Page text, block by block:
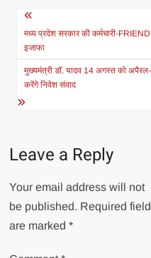
Post
navigation
मध्य प्रदेश सरकार की कर्मचारी-
इजाफा
मुख्यमंत्री डॉ. यादव 14 अगस्त को
करेंगे निवेश संवाद
Leave a Reply
Your email address will not
be published. Required
are marked*